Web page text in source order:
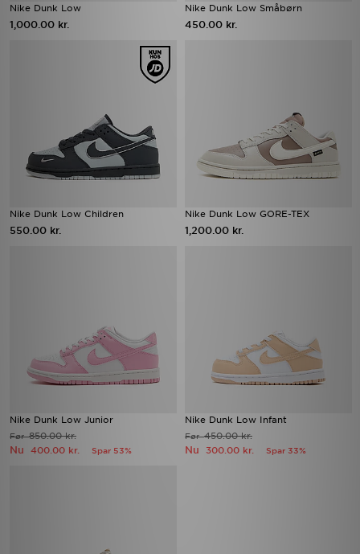
Nike Dunk Low
1,000.00 kr.
Nike Dunk Low Småbørn
450.00 kr.
Nike Dunk Low Children
550.00 kr.
Nike Dunk Low GORE-TEX
1,200.00 kr.
Nike Dunk Low Junior
Før850.00 kr.
Nu 400.00 kr. Spar 53%
Nike Dunk Low Infant
Før450.00 kr.
Nu 300.00 kr. Spar 33%